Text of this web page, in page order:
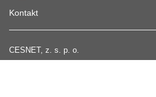
Kontakt
CESNET, z. s. p. o.